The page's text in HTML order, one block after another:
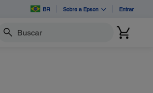
BR Sobre a Epson Entrar
Buscar